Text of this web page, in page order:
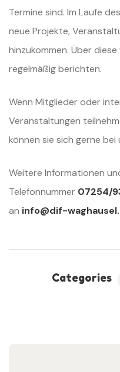
Termine sind. Im Laufe
neue Projekte,
hinzukommen. Über
regelmäßig berichten.
Wenn Mitglieder oder
Veranstaltungen
können sie sich gerne bei
Weitere Informationen
Telefonnummer 07254/
an info@dif-
Categories